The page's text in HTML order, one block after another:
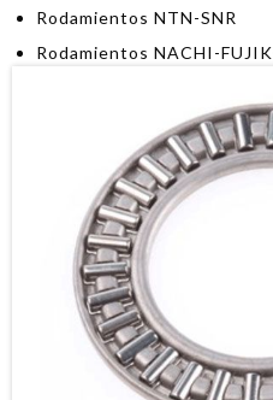
Rodamientos NTN-SNR
Rodamientos NACHI-